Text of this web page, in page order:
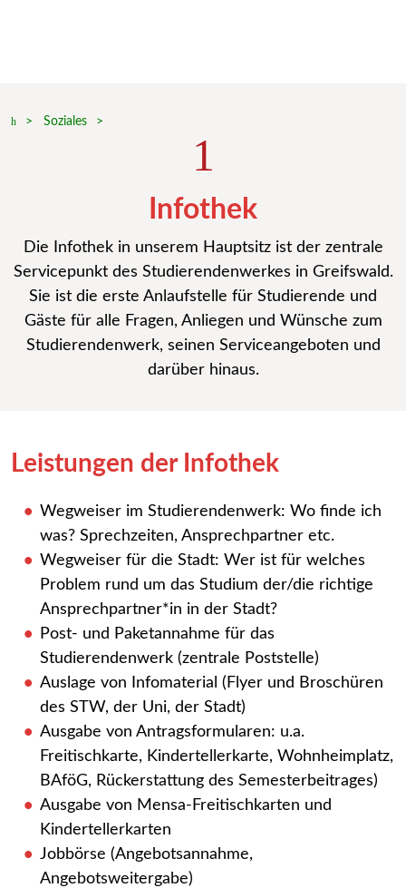
Soziales
Infothek
Die Infothek in unserem Hauptsitz ist der zentrale
Servicepunkt des Studierendenwerkes in Greifswald.
Sie ist die erste Anlaufstelle für Studierende und
Gäste für alle Fragen, Anliegen und Wünsche zum
Studierendenwerk, seinen Serviceangeboten und
darüber hinaus.
Leistungen der Infothek
Wegweiser im Studierendenwerk: Wo finde ich
was? Sprechzeiten, Ansprechpartner etc.
Wegweiser für die Stadt: Wer ist für welches
Problem rund um das Studium der/die richtige
Ansprechpartner*in in der Stadt?
Post- und Paketannahme für das
Studierendenwerk (zentrale Poststelle)
Auslage von Infomaterial (Flyer und Broschüren
des STW, der Uni, der Stadt)
Ausgabe von Antragsformularen: u.a.
Freitischkarte, Kindertellerkarte, Wohnheimplatz,
BAföG, Rückerstattung des Semesterbeitrages)
Ausgabe von Mensa-Freitischkarten und
Kindertellerkarten
Jobbörse (Angebotsannahme,
Angebotsweitergabe)